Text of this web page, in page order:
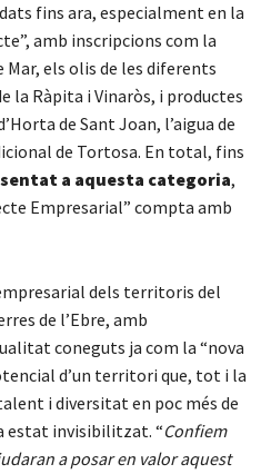
fins ara, especialment en la
amb inscripcions com la
els olis de les diferents
la Ràpita i Vinaròs, i productes
de Sant Joan, l’aigua de
de Tortosa. En total, fins
a aquesta categoria,
Empresarial” compta amb
dels territoris del
de l’Ebre, amb
coneguts ja com la “nova
d’un territori que, tot i la
i diversitat en poc més de
estat invisibilitzat. “Confiem
a posar en valor aquest